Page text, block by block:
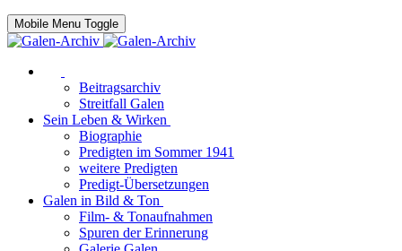
Mobile Menu Toggle
Beitragsarchiv
Streitfall Galen
Sein Leben & Wirken
Biographie
Predigten im Sommer 1941
weitere Predigten
Predigt-Übersetzungen
Galen in Bild & Ton
Film- & Tonaufnahmen
Spuren der Erinnerung